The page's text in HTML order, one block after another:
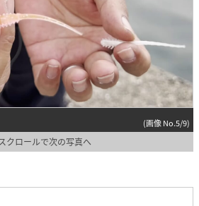
(画像 No.5/9)
クロールで次の写真へ